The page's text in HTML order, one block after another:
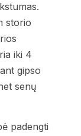
storio
iki 4
gipso
senų
padengti